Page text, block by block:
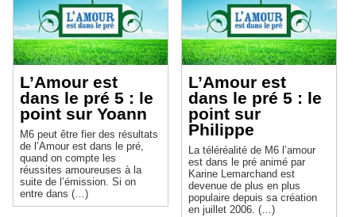
L’Amour est
dans le pré 5 : le
point sur Yoann
M6 peut être fier des résultats
de l’Amour est dans le pré,
quand on compte les
réussites amoureuses à la
suite de l’émission. Si on
entre dans (…)
L’Amour est
dans le pré 5 : le
point sur
Philippe
La téléréalité de M6 l’amour
est dans le pré animé par
Karine Lemarchand est
devenue de plus en plus
populaire depuis sa création
en juillet 2006. (…)